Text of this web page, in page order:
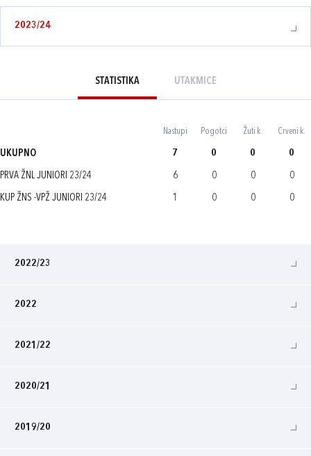
2023/24
STATISTIKA UTAKMICE
Nastupi Pogotci Žuti k. Crveni k.
UKUPNO 7 0 0 0
PRVA ŽNL JUNIORI 23/24 6 0 0 0
KUP ŽNS -VPŽ JUNIORI 23/24 1 0 0 0
2022/23
2022
2021/22
2020/21
2019/20